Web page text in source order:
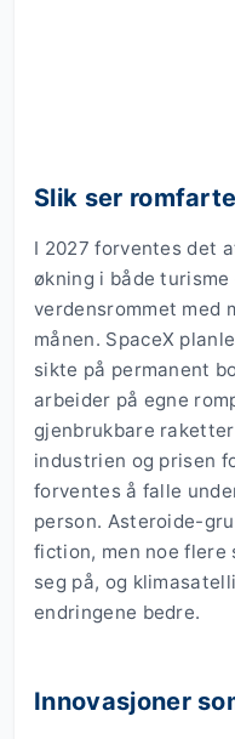
Slik ser
I 2027 forventes det
økning i både
verdensrommet med
månen. SpaceX
sikte på permanent
arbeider på egne
gjenbrukbare
industrien og prisen
forventes å falle
person. Asteroide-
fiction, men noe
seg på, og
endringene bedre.
Innovasjoner